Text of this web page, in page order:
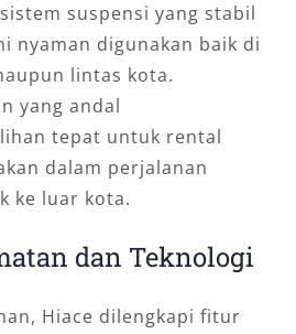
suspensi yang stabil
nyaman digunakan baik di
lintas kota.
yang andal
tepat untuk rental
dalam perjalanan
ke luar kota.
dan Teknologi
Hiace dilengkapi fitur